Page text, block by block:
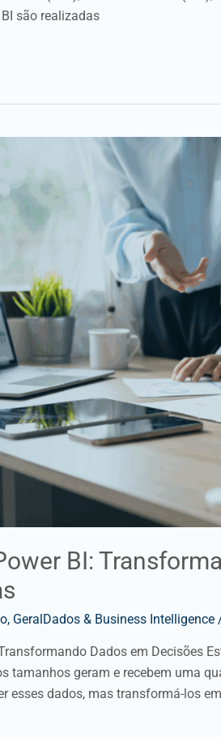
são realizadas
BI:
, GeralDados & Business Intelligence
Dados em Decisões
tamanhos geram e recebem uma
esses dados, mas transformá-los em